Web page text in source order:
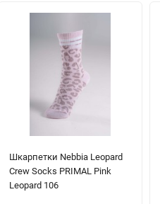
Шкарпетки Nebbia Leopard
Crew Socks PRIMAL Pink
Leopard 106